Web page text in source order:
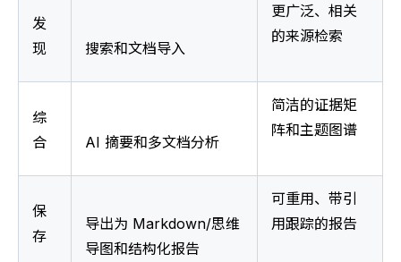
发
现
搜索和文档导入
更广泛、相关
的来源检索
综
合
AI 摘要和多文档分析
简洁的证据矩
阵和主题图谱
保
存
导出为 Markdown/思维
导图和结构化报告
可重用、带引
用跟踪的报告